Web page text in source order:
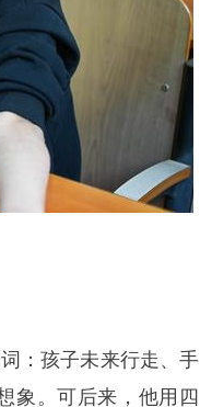
：孩子未来行走、手
象。可后来，他用四